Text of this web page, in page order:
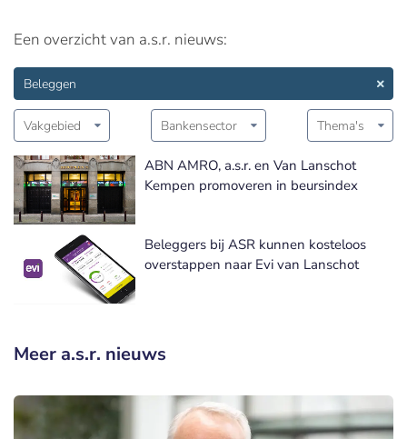
Een overzicht van a.s.r. nieuws:
Beleggen
Vakgebied Bankensector Thema's
ABN AMRO, a.s.r. en Van Lanschot
Kempen promoveren in beursindex
Beleggers bij ASR kunnen kosteloos
overstappen naar Evi van Lanschot
Meer a.s.r. nieuws